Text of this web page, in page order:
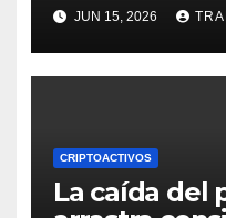
JUN 15, 2026
CRIPTOACTIVOS
La caída del